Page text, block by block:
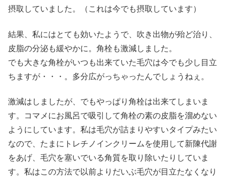
摂取していました。（これは今でも摂取しています）
結果、私にはとても効いたようで、吹き出物が殆ど治り、
皮脂の分泌も緩やかに。角栓も激減しました。
でも大きな角栓がいつも出来ていた毛穴は今でも少し目立
ちますが・・・。多分広がっちゃったんでしょうねぇ。
激減はしましたが、でもやっぱり角栓は出来てしまいま
す。コマメにお風呂で吸引して角栓の素の皮脂を溜めない
ようにしています。私は毛穴が詰まりやすいタイプみたい
なので、たまにトレチノインクリームを使用して新陳代謝
をあげ、毛穴を塞いでいる角質を取り除いたりしていま
す。私はこの方法で以前よりだいぶ毛穴が目立たなくなり